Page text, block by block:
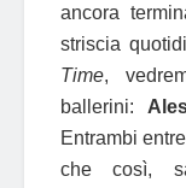
ancora
striscia
Time,
ballerini:
Entrambi
che così,